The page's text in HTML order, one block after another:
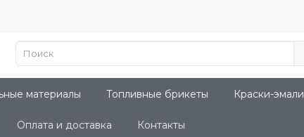
материалы Топливные брикеты Краски-эмали
Оплата и доставка Контакты